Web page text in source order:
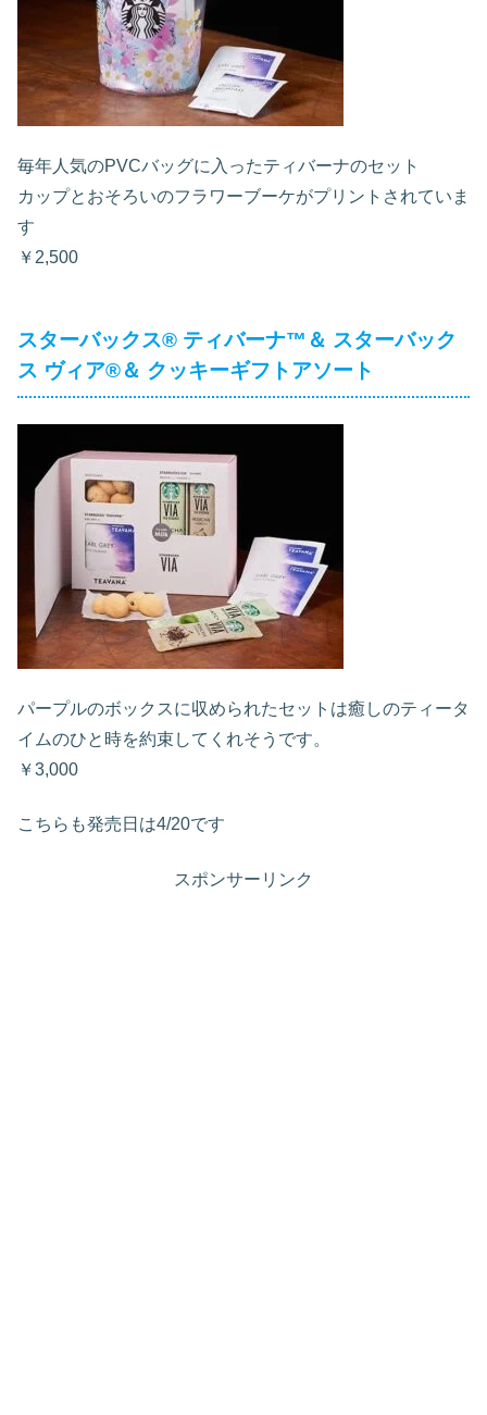
毎年人気のPVCバッグに入ったティバーナのセット
カップとおそろいのフラワーブーケがプリントされていま
す
￥2,500
スターバックス® ティバーナ™＆ スターバック
ス ヴィア®＆ クッキーギフトアソート
パープルのボックスに収められたセットは癒しのティータ
イムのひと時を約束してくれそうです。
￥3,000
こちらも発売日は4/20です
スポンサーリンク